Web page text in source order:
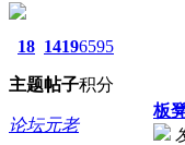
18
主题
1419
帖子
6595
积分
论坛元老
板